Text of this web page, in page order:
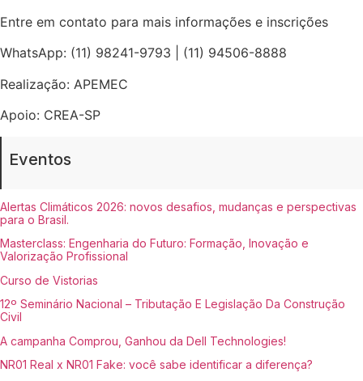
Entre em contato para mais informações e inscrições
WhatsApp: (11) 98241-9793 | (11) 94506-8888
Realização: APEMEC
Apoio: CREA-SP
Eventos
Alertas Climáticos 2026: novos desafios, mudanças e perspectivas
para o Brasil.
Masterclass: Engenharia do Futuro: Formação, Inovação e
Valorização Profissional
Curso de Vistorias
12º Seminário Nacional – Tributação E Legislação Da Construção
Civil
A campanha Comprou, Ganhou da Dell Technologies!
NR01 Real x NR01 Fake: você sabe identificar a diferença?